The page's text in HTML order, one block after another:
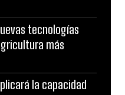
tecnologías
más
la capacidad